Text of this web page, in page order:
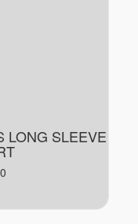
LONG SLEEVE